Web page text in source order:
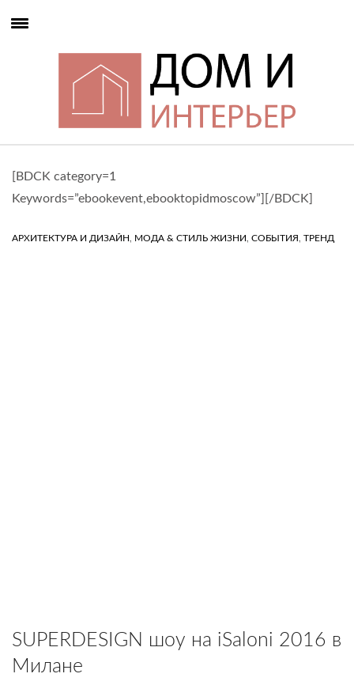
[BDCK category=1
Keywords=”ebookevent,ebooktopidmoscow”][/BDCK]
АРХИТЕКТУРА И ДИЗАЙН, МОДА & СТИЛЬ ЖИЗНИ, СОБЫТИЯ, ТРЕНД
SUPERDESIGN шоу на iSaloni 2016 в
Милане